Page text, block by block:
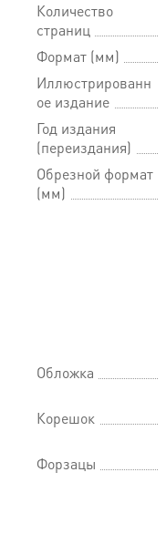
Количество
страниц
Формат (мм)
Иллюстрированн
ое издание
Год издания
(переиздания)
Обрезной формат
(мм)
Обложка
Корешок
Форзацы